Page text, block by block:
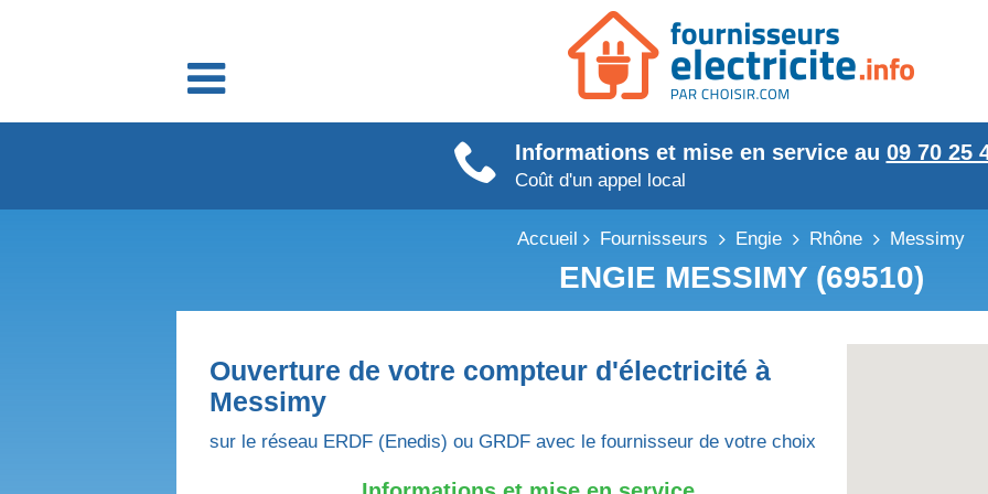
Fournisseurs énergie
Informations et mise en service au 09 70 25
Coût d'un appel local
Accueil Fournisseurs Engie Rhône Messimy
ENGIE MESSIMY (69510)
Ouverture de votre compteur d'électricité à
Messimy
sur le réseau ERDF (Enedis) ou GRDF avec le fournisseur de votre choix